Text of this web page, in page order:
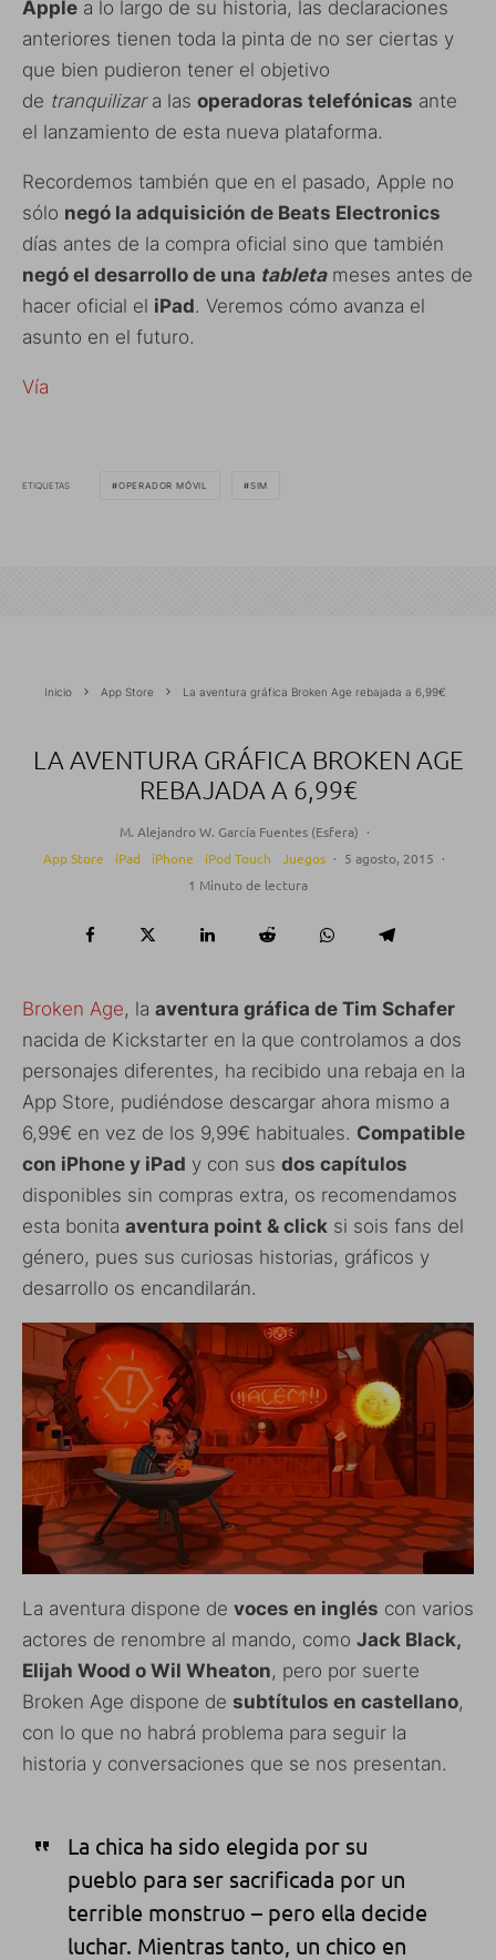
Apple a lo largo de su historia, las declaraciones
anteriores tienen toda la pinta de no ser ciertas y
que bien pudieron tener el objetivo
de tranquilizara las operadoras telefónicas ante
el lanzamiento de esta nueva plataforma.
Recordemos también que en el pasado, Apple no
sólo negó la adquisición de Beats Electronics
días antes de la compra oficial sino que también
negó el desarrollo de una tabletameses antes de
hacer oficial el iPad. Veremos cómo avanza el
asunto en el futuro.
Vía
ETIQUETAS OPERADOR MÓVIL SIM
Inicio App Store La aventura gráfica Broken Age rebajada a 6,99€
LA AVENTURA GRÁFICA BROKEN AGE
REBAJADA A 6,99€
M. Alejandro W. García Fuentes (Esfera) ·
App Store
iPad iPhone iPod Touch Juegos · 5 agosto, 2015 ·
1 Minuto de lectura
Broken Age, la aventura gráfica de Tim Schafer
nacida de Kickstarter en la que controlamos a dos
personajes diferentes, ha recibido una rebaja en la
App Store, pudiéndose descargar ahora mismo a
6,99€ en vez de los 9,99€ habituales. Compatible
con iPhone y iPad y con sus dos capítulos
disponibles sin compras extra, os recomendamos
esta bonita aventura point & click si sois fans del
género, pues sus curiosas historias, gráficos y
desarrollo os encandilarán.
La aventura dispone de voces en inglés con varios
actores de renombre al mando, como Jack Black,
Elijah Wood o Wil Wheaton, pero por suerte
Broken Age dispone de subtítulos en castellano,
con lo que no habrá problema para seguir la
historia y conversaciones que se nos presentan.
La chica ha sido elegida por su
pueblo para ser sacrificada por un
terrible monstruo – pero ella decide
luchar. Mientras tanto, un chico en